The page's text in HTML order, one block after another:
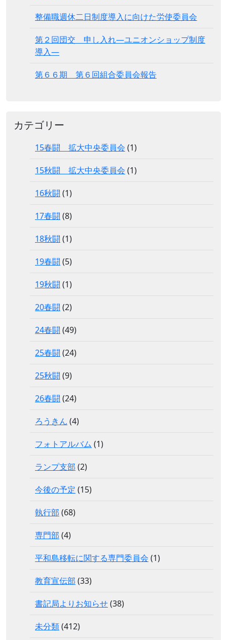
整備職週休二日制度導入に向けた労使委員会
第２回団交 申し入れ―ユニオンショップ制度
導入―
第６６期 第６回組合委員会報告
カテゴリー
15春闘 拡大中央委員会 (1)
15秋闘 拡大中央委員会 (1)
16秋闘 (1)
17春闘 (8)
18秋闘 (1)
19春闘 (5)
19秋闘 (1)
20春闘 (2)
24春闘 (49)
25春闘 (24)
25秋闘 (9)
26春闘 (24)
ろうきん (4)
フォトアルバム (1)
ランプ支部 (2)
今後の予定 (15)
執行部 (68)
専門部 (4)
平和島移転に関する専門委員会 (1)
教育宣伝部 (33)
書記局よりお知らせ(38)
未分類(412)